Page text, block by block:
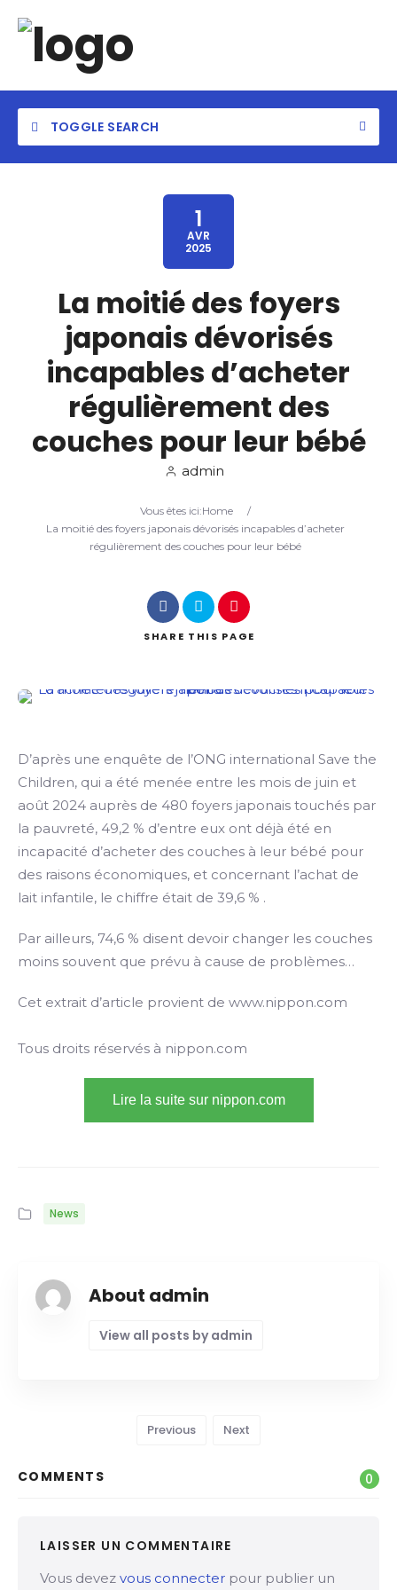
TOGGLE SEARCH
Location
Search
1
AVR
2025
La moitié des foyers
japonais dévorisés
incapables d’acheter
régulièrement des
couches pour leur bébé
admin
Vous êtes ici:Home
/
La moitié des foyers japonais dévorisés incapables d’acheter
régulièrement des couches pour leur bébé
SHARE THIS PAGE
D’après une enquête de l’ONG international Save the
Children, qui a été menée entre les mois de juin et
août 2024 auprès de 480 foyers japonais touchés par
la pauvreté, 49,2 % d’entre eux ont déjà été en
incapacité d’acheter des couches à leur bébé pour
des raisons économiques, et concernant l’achat de
lait infantile, le chiffre était de 39,6 % .
Par ailleurs, 74,6 % disent devoir changer les couches
moins souvent que prévu à cause de problèmes…
Cet extrait d’article provient de www.nippon.com
Tous droits réservés à nippon.com
Lire la suite sur nippon.com
News
About admin
View all posts by admin
Previous Next
COMMENTS 0
LAISSER UN COMMENTAIRE
Vous devez vous connecter pour publier un